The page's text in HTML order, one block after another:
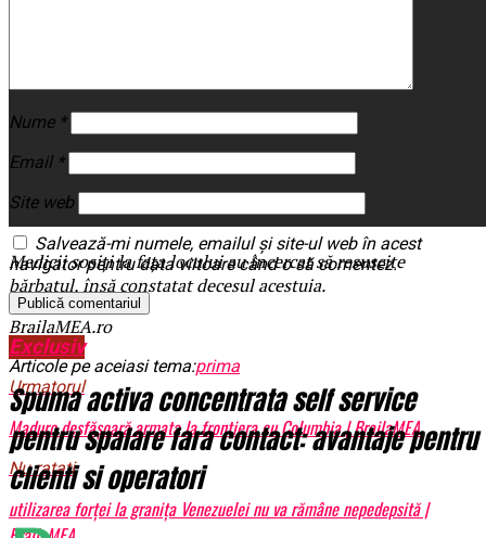
Medicii sosiți la fața locului au încercat să resuscite
bărbatul, însă constatat decesul acestuia.
BrailaMEA.ro
Articole pe aceiasi tema:prima
Urmatorul
Maduro desfășoară armata la frontiera cu Columbia | BrailaMEA
Nu ratati
utilizarea forței la granița Venezuelei nu va rămâne nepedepsită |
Nume *
Email *
Site web
Salvează-mi numele, emailul și site-ul web în acest
navigator pentru data viitoare când o să comentez.
Exclusiv
Spuma activa concentrata self service
pentru spalare fara contact: avantaje pentru
clienti si operatori